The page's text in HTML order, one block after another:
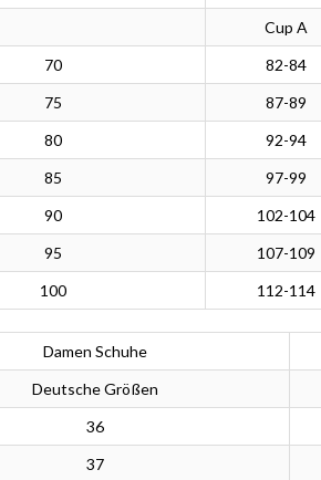
Cup A
70
82-84
75
87-89
80
92-94
85
97-99
90
102-104
95
107-109
100
112-114
Damen Schuhe
Deutsche Größen
36
37